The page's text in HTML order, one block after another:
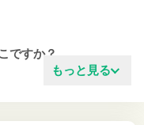
ですか？
もっと見る